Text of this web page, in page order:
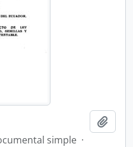
simple ·